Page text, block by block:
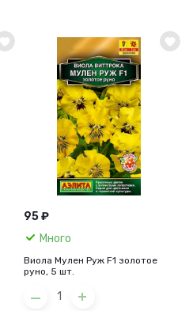
95 ₽
Много
Виола Мулен Руж F1 золотое
руно, 5 шт.